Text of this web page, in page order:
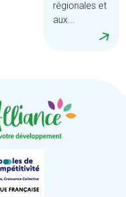
régionales et
aux...